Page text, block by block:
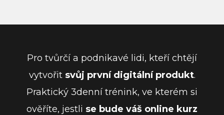
Pro tvůrčí a podnikavé lidi, kteří chtějí
vytvořit svůj první digitální produkt.
Praktický 3denní trénink, ve kterém si
ověříte, jestli se bude váš online kurz